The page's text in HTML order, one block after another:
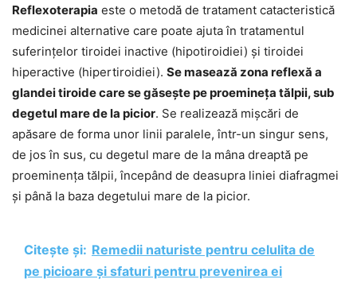
Reflexoterapia este o metodă de tratament catacteristică
medicinei alternative care poate ajuta în tratamentul
suferințelor tiroidei inactive (hipotiroidiei) și tiroidei
hiperactive (hipertiroidiei). Se masează zona reflexă a
glandei tiroide care se găsește pe proemineța tălpii, sub
degetul mare de la picior. Se realizează mișcări de
apăsare de forma unor linii paralele, într-un singur sens,
de jos în sus, cu degetul mare de la mâna dreaptă pe
proeminența tălpii, începând de deasupra liniei diafragmei
și până la baza degetului mare de la picior.
Citește și: Remedii naturiste pentru celulita de
pe picioare și sfaturi pentru prevenirea ei